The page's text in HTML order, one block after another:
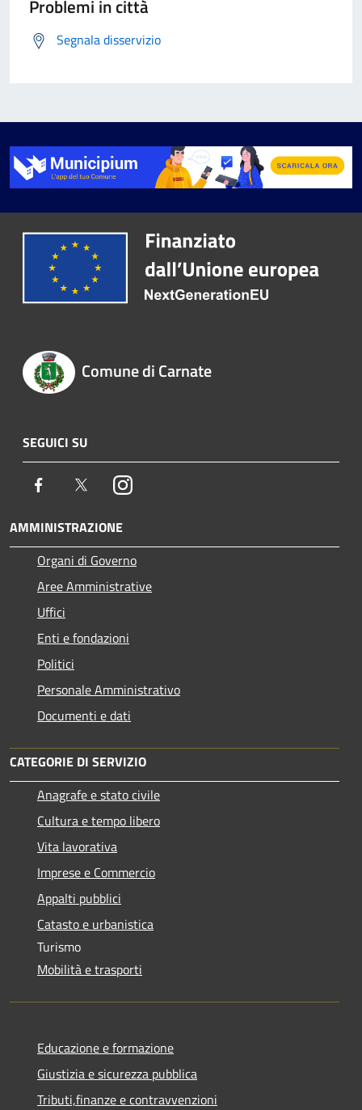
Problemi in città
Segnala disservizio
Comune di Carnate
SEGUICI SU
Facebook TwitterInstagram
AMMINISTRAZIONE
Organi di Governo
Aree Amministrative
Uffici
Enti e fondazioni
Politici
Personale Amministrativo
Documenti e dati
CATEGORIE DI SERVIZIO
Anagrafe e stato civile
Cultura e tempo libero
Vita lavorativa
Imprese e Commercio
Appalti pubblici
Catasto e urbanistica
Turismo
Mobilità e trasporti
Educazione e formazione
Giustizia e sicurezza pubblica
Tributi,finanze e contravvenzioni